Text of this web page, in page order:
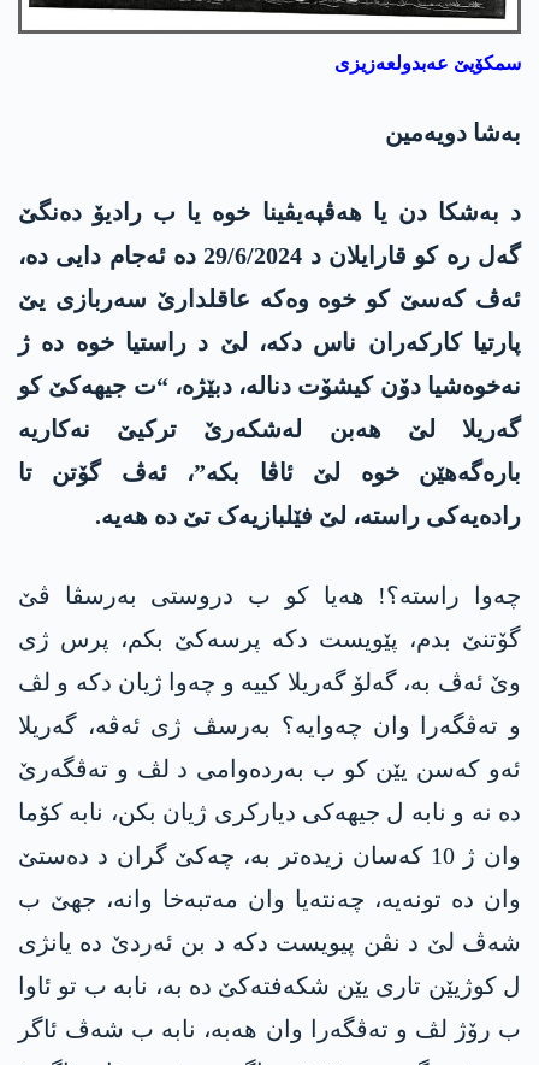
سمکۆیێ عەبدولعەزیزی
بەشا دویەمین
د بەشکا دن یا هەڤپەیڤینا خوە یا ب رادیۆ دەنگێ
گەل رە کو قارایلان د 29/6/2024 دە ئەجام دایی دە،
ئەڤ کەسێ کو خوە وەکە عاقلدارێ سەربازی یێ
پارتیا کارکەران ناس دکە، لێ د راستیا خوە دە ژ
نەخوەشیا دۆن کیشۆت دنالە، دبێژە، “ت جیهەکێ کو
گەریلا لێ هەبن لەشکەرێ ترکیێ نەکاریە
بارەگەهێن خوە لێ ئاڤا بکە”، ئەڤ گۆتن تا
رادەیەکی راستە، لێ فێلبازیەک تێ دە هەیە.
چەوا راستە؟! هەیا کو ب دروستی بەرسڤا ڤێ
گۆتنێ بدم، پێویست دکە پرسەکێ بکم، پرس ژی
وێ ئەڤ بە، گەلۆ گەریلا کییە و چەوا ژیان دکە و لڤ
و تەڤگەرا وان چەوایە؟ بەرسڤ ژی ئەڤە، گەریلا
ئەو کەسن یێن کو ب بەردەوامی د لڤ و تەڤگەرێ
دە نە و نابە ل جیهەکی دیارکری ژیان بکن، نابە کۆما
وان ژ 10 کەسان زیدەتر بە، چەکێ گران د دەستێ
وان دە تونەیە، چەنتەیا وان مەتبەخا وانە، جهێ ب
شەڤ لێ د نڤن پیویست دکە د بن ئەردێ دە یانژی
ل کوژیێن تاری یێن شکەفتەکێ دە بە، نابە ب تو ئاوا
ب رۆژ لڤ و تەڤگەرا وان هەبە، نابە ب شەڤ ئاگر